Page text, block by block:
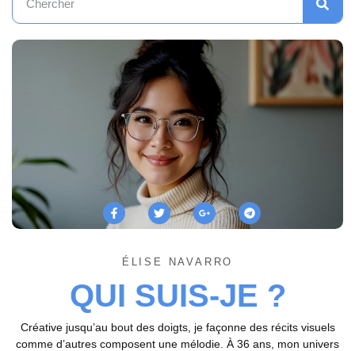
ÉLISE NAVARRO
QUI SUIS-JE ?
Créative jusqu’au bout des doigts, je façonne des récits visuels
comme d’autres composent une mélodie. À 36 ans, mon univers